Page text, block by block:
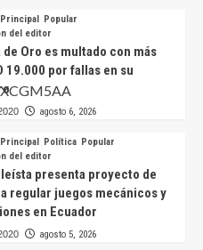
Popular
del editor
de Oro es multado con más
19.000 por fallas en su
agosto 6, 2026
Política Popular
del editor
presenta proyecto de
regular juegos mecánicos y
en Ecuador
agosto 5, 2026